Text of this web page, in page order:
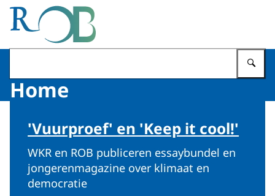
Naar de homepage van Raad voor het Openbaar Bestuur
Home
'Vuurproef' en 'Keep it cool!'
WKR en ROB publiceren essaybundel en
jongerenmagazine over klimaat en
democratie